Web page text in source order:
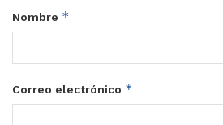
Nombre *
Correo electrónico *